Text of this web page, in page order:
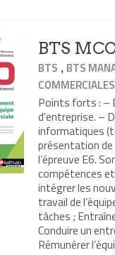
BTS
BTS , BTS
COMMERCIALES
Points forts : –
d’entreprise. –
informatiques
présentation
l’épreuve E6.
compétences
intégrer les
travail de
tâches ;
Conduire un
Rémunérer